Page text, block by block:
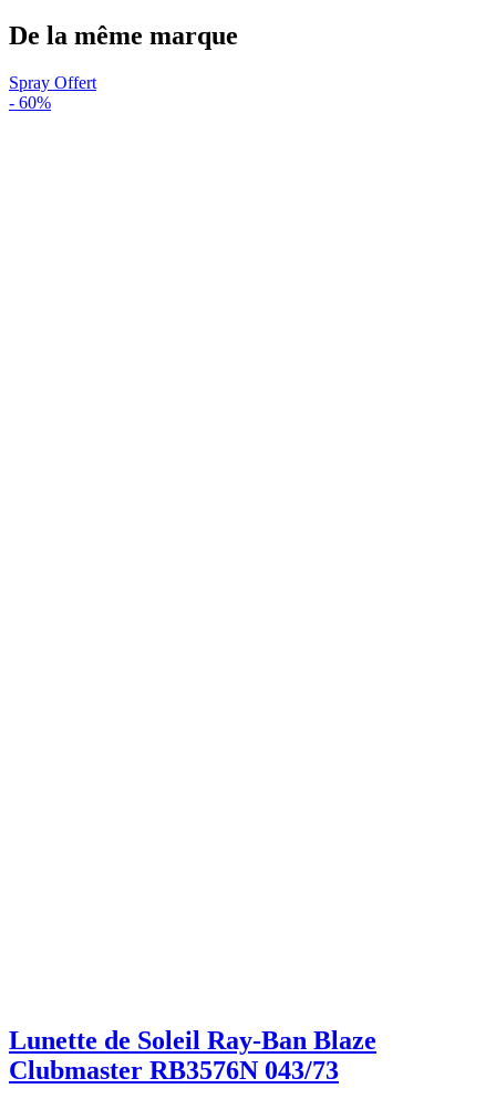
De la même marque
Spray Offert
- 60%
Lunette de Soleil Ray-Ban Blaze
Clubmaster RB3576N 043/73